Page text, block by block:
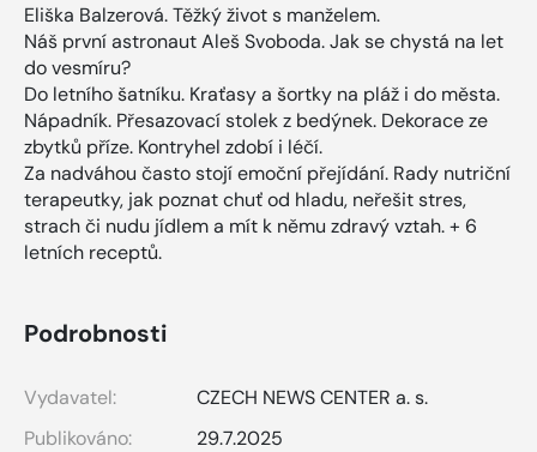
Eliška Balzerová. Těžký život s manželem.
Náš první astronaut Aleš Svoboda. Jak se chystá na let
do vesmíru?
Do letního šatníku. Kraťasy a šortky na pláž i do města.
Nápadník. Přesazovací stolek z bedýnek. Dekorace ze
zbytků příze. Kontryhel zdobí i léčí.
Za nadváhou často stojí emoční přejídání. Rady nutriční
terapeutky, jak poznat chuť od hladu, neřešit stres,
strach či nudu jídlem a mít k němu zdravý vztah. + 6
letních receptů.
Podrobnosti
Vydavatel:
CZECH NEWS CENTER a. s.
Publikováno:
29.7.2025